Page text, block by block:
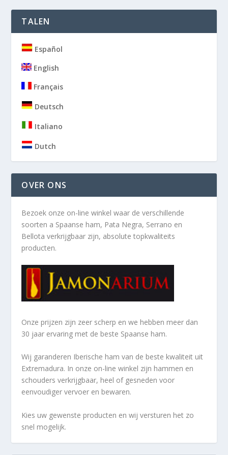
TALEN
Español
English
Français
Deutsch
Italiano
Dutch
OVER ONS
Bezoek onze on-line winkel waar de verschillende
soorten a Spaanse ham, Pata Negra, Serrano en
Bellota verkrijgbaar zijn, absolute topkwaliteits
producten.
Onze prijzen zijn zeer scherp en we hebben meer dan
30 jaar ervaring met de beste Spaanse ham.
Wij garanderen Iberische ham van de beste kwaliteit uit
Extremadura. In onze on-line winkel zijn hammen en
schouders verkrijgbaar, heel of gesneden voor
eenvoudiger vervoer en bewaren.
Kies uw gewenste producten en wij versturen het zo
snel mogelijk.